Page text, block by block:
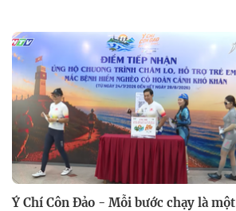
Ý Chí Côn Đảo - Mỗi bước chạy là một